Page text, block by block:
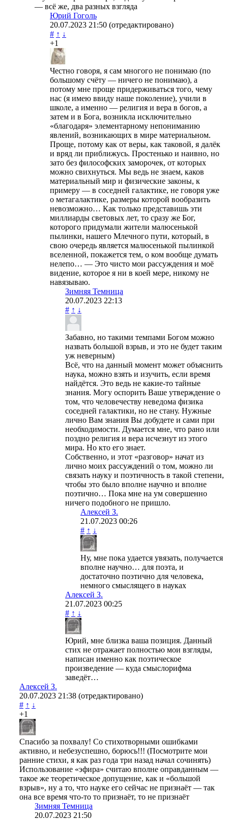
— всё же, два разных взгляда
Юрий Гоголь
20.07.2023 21:50 (отредактировано)
# ↑ ↓
+1
Честно говоря, я сам многого не понимаю (по
большому счёту — ничего не понимаю), а
потому мне проще придерживаться того, чему
нас (я имею ввиду наше поколение), учили в
школе, а именно — религия и вера в богов, а
затем и в Бога, возникла исключительно
«благодаря» элементарному непониманию
явлений, возникающих в мире материальном.
Проще, потому как от веры, как таковой, я далёк
и вряд ли приближусь. Простенько и наивно, но
зато без философских заморочек, от которых
можно свихнуться. Мы ведь не знаем, каков
материальный мир и физические законы, к
примеру — в соседней галактике, не говоря уже
о метагалактике, размеры которой вообразить
невозможно… Как только представишь эти
миллиарды световых лет, то сразу же Бог,
которого придумали жители малюсенькой
пылинки, нашего Млечного пути, который, в
свою очередь является малюсенькой пылинкой
вселенной, покажется тем, о ком вообще думать
нелепо… — Это чисто мои рассуждения и моё
видение, которое я ни в коей мере, никому не
навязываю.
Зимняя Темница
20.07.2023 22:13
# ↑ ↓
Забавно, но такими темпами Богом можно
назвать большой взрыв, и это не будет таким
уж неверным)
Всё, что на данный момент может объяснить
наука, можно взять и изучить, если время
найдётся. Это ведь не какие-то тайные
знания. Могу оспорить Ваше утверждение о
том, что человечеству неведома физика
соседней галактики, но не стану. Нужные
лично Вам знания Вы добудете и сами при
необходимости. Думается мне, что рано или
поздно религия и вера исчезнут из этого
мира. Но кто его знает.
Собственно, и этот «разговор» начат из
лично моих рассуждений о том, можно ли
связать науку и поэтичность в такой степени,
чтобы это было вполне научно и вполне
поэтично… Пока мне на ум совершенно
ничего подобного не пришло.
Алексей З.
21.07.2023 00:26
# ↑ ↓
Ну, мне пока удается увязать, получается
вполне научно… для поэта, и
достаточно поэтично для человека,
немного смыслящего в науках
Алексей З.
21.07.2023 00:25
# ↑ ↓
Юрий, мне близка ваша позиция. Данный
стих не отражает полностью мои взгляды,
написан именно как поэтическое
произведение — куда смыслорифма
заведёт…
Алексей З.
20.07.2023 21:38 (отредактировано)
# ↑ ↓
+1
Спасибо за похвалу! Со стихотворными ошибками
активно, и небезуспешно, борюсь!!! (Посмотрите мои
ранние стихи, я как раз года три назад начал сочинять)
Использование «эфира» считаю вполне оправданным —
такое же теоретическое допущение, как и «большой
взрыв», ну а то, что науке его сейчас не признаёт — так
она все время что-то то признаёт, то не признаёт
Зимняя Темница
20.07.2023 21:50